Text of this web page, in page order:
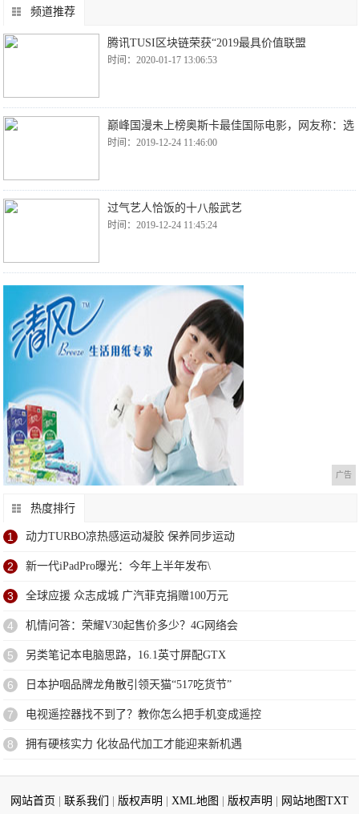
频道推荐
腾讯TUSI区块链荣获“2019最具价值联盟
时间：2020-01-17 13:06:53
巅峰国漫未上榜奥斯卡最佳国际电影，网友称：选
时间：2019-12-24 11:46:00
过气艺人恰饭的十八般武艺
时间：2019-12-24 11:45:24
广告
热度排行
1 动力TURBO凉热感运动凝胶 保养同步运动
2 新一代iPadPro曝光：今年上半年发布\
3 全球应援 众志成城 广汽菲克捐赠100万元
4 机情问答：荣耀V30起售价多少？4G网络会
5 另类笔记本电脑思路，16.1英寸屏配GTX
6 日本护咽品牌龙角散引领天猫“517吃货节”
7 电视遥控器找不到了？教你怎么把手机变成遥控
8 拥有硬核实力 化妆品代加工才能迎来新机遇
网站首页 联系我们 版权声明 XML地图 版权声明 网站地图TXT